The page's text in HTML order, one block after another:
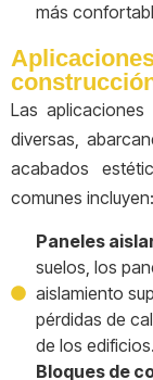
más
Las
diversas,
acabados
comunes incluyen:
Paneles
suelos, los
aislamiento
pérdidas de
de los edificios.
Bloques de